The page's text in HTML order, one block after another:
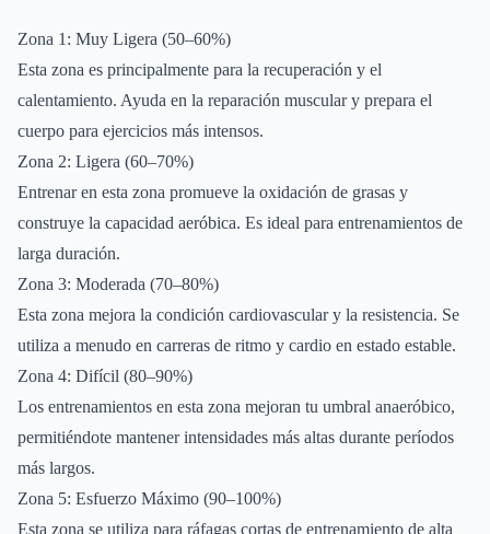
Zona 1: Muy Ligera (50–60%)
Esta zona es principalmente para la recuperación y el
calentamiento. Ayuda en la reparación muscular y prepara el
cuerpo para ejercicios más intensos.
Zona 2: Ligera (60–70%)
Entrenar en esta zona promueve la oxidación de grasas y
construye la capacidad aeróbica. Es ideal para entrenamientos de
larga duración.
Zona 3: Moderada (70–80%)
Esta zona mejora la condición cardiovascular y la resistencia. Se
utiliza a menudo en carreras de ritmo y cardio en estado estable.
Zona 4: Difícil (80–90%)
Los entrenamientos en esta zona mejoran tu umbral anaeróbico,
permitiéndote mantener intensidades más altas durante períodos
más largos.
Zona 5: Esfuerzo Máximo (90–100%)
Esta zona se utiliza para ráfagas cortas de entrenamiento de alta